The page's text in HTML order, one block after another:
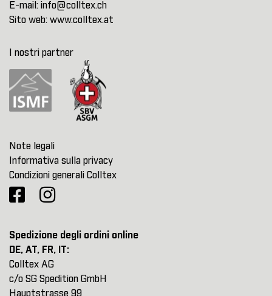
E-mail: info@colltex.ch
Sito web: www.colltex.at
I nostri partner
Note legali
Informativa sulla privacy
Condizioni generali Colltex
Spedizione degli ordini online
DE, AT, FR, IT:
Colltex AG
c/o SG Spedition GmbH
Hauptstrasse 99